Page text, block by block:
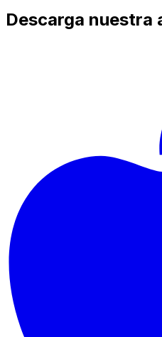
Descarga nuestra